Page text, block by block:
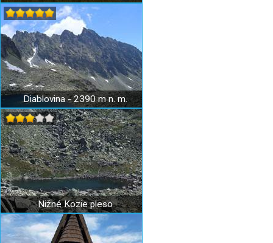
Diablovina - 2390 m n. m.
Nižné Kozie pleso